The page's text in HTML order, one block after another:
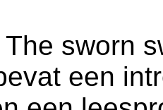
sworn
een